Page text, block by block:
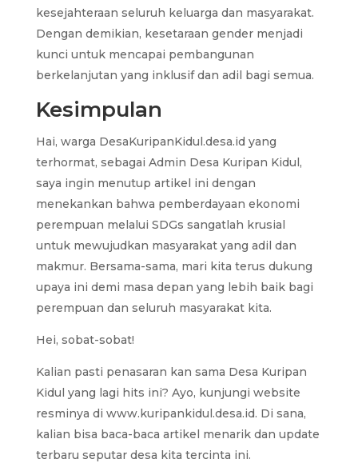
kesejahteraan seluruh keluarga dan masyarakat.
Dengan demikian, kesetaraan gender menjadi
kunci untuk mencapai pembangunan
berkelanjutan yang inklusif dan adil bagi semua.
Kesimpulan
Hai, warga DesaKuripanKidul.desa.id yang
terhormat, sebagai Admin Desa Kuripan Kidul,
saya ingin menutup artikel ini dengan
menekankan bahwa pemberdayaan ekonomi
perempuan melalui SDGs sangatlah krusial
untuk mewujudkan masyarakat yang adil dan
makmur. Bersama-sama, mari kita terus dukung
upaya ini demi masa depan yang lebih baik bagi
perempuan dan seluruh masyarakat kita.
Hei, sobat-sobat!
Kalian pasti penasaran kan sama Desa Kuripan
Kidul yang lagi hits ini? Ayo, kunjungi website
resminya di www.kuripankidul.desa.id. Di sana,
kalian bisa baca-baca artikel menarik dan update
terbaru seputar desa kita tercinta ini.